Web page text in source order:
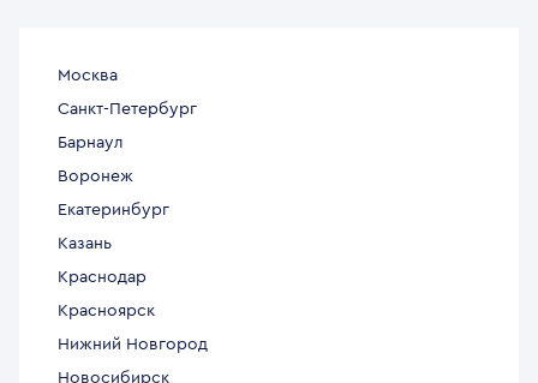
Москва
Санкт-Петербург
Барнаул
Воронеж
Екатеринбург
Казань
Краснодар
Красноярск
Нижний Новгород
Новосибирск